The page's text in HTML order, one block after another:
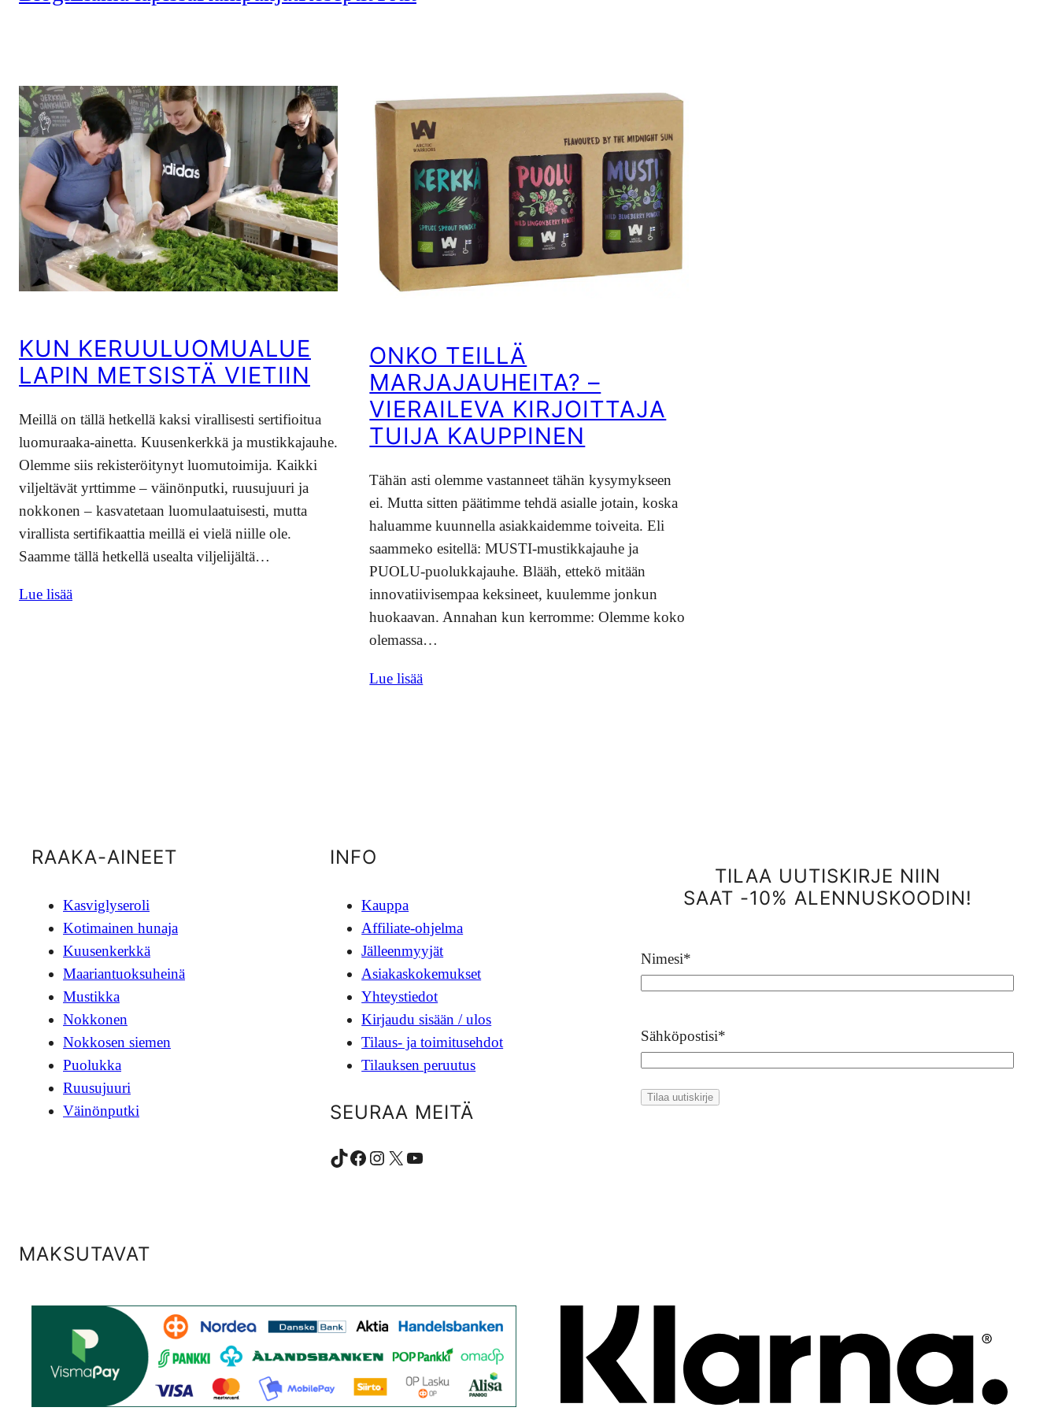
KUN KERUULUOMUALUE
LAPIN METSISTÄ VIETIIN
Meillä on tällä hetkellä kaksi virallisesti sertifioitua
luomuraaka-ainetta. Kuusenkerkkä ja mustikkajauhe.
Olemme siis rekisteröitynyt luomutoimija. Kaikki
viljeltävät yrttimme – väinönputki, ruusujuuri ja
nokkonen – kasvatetaan luomulaatuisesti, mutta
virallista sertifikaattia meillä ei vielä niille ole.
Saamme tällä hetkellä usealta viljelijältä…
Lue lisää
ONKO TEILLÄ
MARJAJAUHEITA? –
VIERAILEVA KIRJOITTAJA
TUIJA KAUPPINEN
Tähän asti olemme vastanneet tähän kysymykseen
ei. Mutta sitten päätimme tehdä asialle jotain, koska
haluamme kuunnella asiakkaidemme toiveita. Eli
saammeko esitellä: MUSTI-mustikkajauhe ja
PUOLU-puolukkajauhe. Blääh, ettekö mitään
innovatiivisempaa keksineet, kuulemme jonkun
huokaavan. Annahan kun kerromme: Olemme koko
olemassa…
Lue lisää
RAAKA-AINEET
Kasviglyseroli
Kotimainen hunaja
Kuusenkerkkä
Maariantuoksuheinä
Mustikka
Nokkonen
Nokkosen siemen
Puolukka
Ruusujuuri
Väinönputki
INFO
Kauppa
Affiliate-ohjelma
Jälleenmyyjät
Asiakaskokemukset
Yhteystiedot
Kirjaudu sisään / ulos
Tilaus- ja toimitusehdot
Tilauksen peruutus
SEURAA MEITÄ
TikTok Facebook Instagram X YouTube
TILAA UUTISKIRJE NIIN
SAAT -10% ALENNUSKOODIN!
Nimesi*
Sähköpostisi*
MAKSUTAVAT